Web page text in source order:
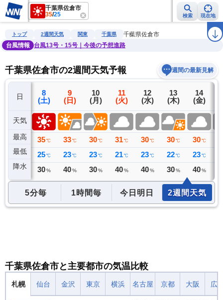
千葉県佐倉市
35/25 検索 現在地
雨雲レーダー 台風情報 地震情報 警報・注意報 ラ
トップ 2週間天気 関東 千葉県
千葉県佐倉市
台風情報
台風13号・15号｜今後の予想進路
千葉県佐倉市の2週間天気予報 週間の最新見解
日
天気
最高
最低
降水
7
(金)
31 ℃
25 ℃
10ミリ
8
(土)
35 ℃
25 ℃
30 %
9
(日)
33 ℃
23 ℃
40 %
10
(月)
30 ℃
23 ℃
30 %
11
(火)
31 ℃
21 ℃
40 %
12
(水)
30 ℃
23 ℃
40 %
13
(木)
30 ℃
22 ℃
30 %
14
(金)
30 ℃
23 ℃
40 %
5分毎 1時間毎 今日明日 2週間天気
千葉県佐倉市と主要都市の気温比較
札幌 仙台 金沢 東京 横浜 名古屋 京都 大阪 広